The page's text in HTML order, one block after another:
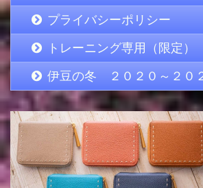
プライバシーポリシー
トレーニング専用（限定）
伊豆の冬 ２０２０～２０